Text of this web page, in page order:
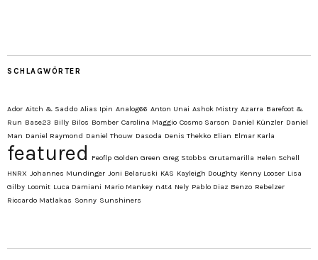
SCHLAGWÖRTER
Ador Aitch & Saddo Alias Ipin Analog66 Anton Unai Ashok Mistry Azarra Barefoot &
Run Base23 Billy Bilos Bomber Carolina Maggio Cosmo Sarson Daniel Künzler Daniel
Man Daniel Raymond Daniel Thouw Dasoda Denis Thekko Elian Elmar Karla
featured Feoflp Golden Green Greg Stobbs Grutamarilla Helen Schell
HNRX Johannes Mundinger Joni Belaruski KAS Kayleigh Doughty Kenny Looser Lisa
Gilby Loomit Luca Damiani Mario Mankey n4t4 Nely Pablo Diaz Benzo Rebelzer
Riccardo Matlakas Sonny Sunshiners